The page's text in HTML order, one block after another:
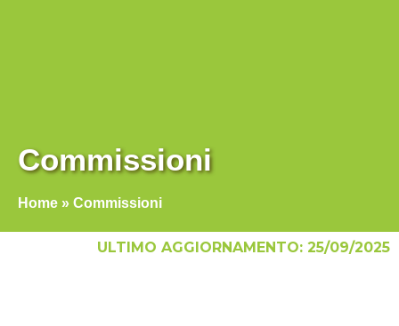
Commissioni
Home » Commissioni
ULTIMO AGGIORNAMENTO: 25/09/2025